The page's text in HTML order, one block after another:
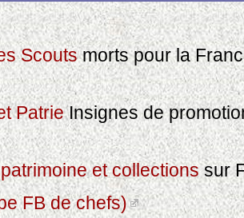
Scoutsmorts pour la
PatrieInsignes de
et collectionssur
FB de chefs)